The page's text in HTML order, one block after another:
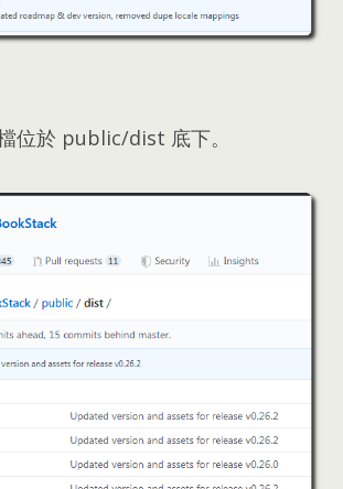
位於 public/dist 底下。